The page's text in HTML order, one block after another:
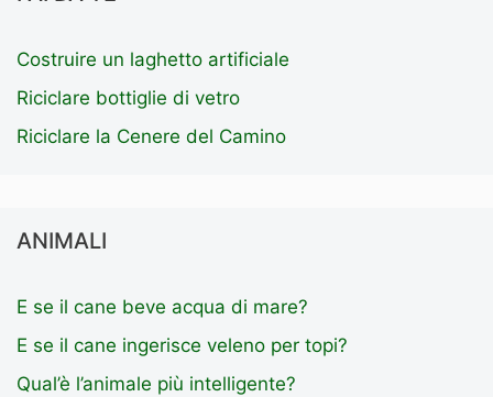
Costruire un laghetto artificiale
Riciclare bottiglie di vetro
Riciclare la Cenere del Camino
ANIMALI
E se il cane beve acqua di mare?
E se il cane ingerisce veleno per topi?
Qual’è l’animale più intelligente?